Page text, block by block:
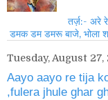
तर्ज़:- अरे रे मेरी
डमक डम डमरू बाजे, भोला
Tuesday, August 27,
Aayo aayo re tija
,fulera jhule ghar